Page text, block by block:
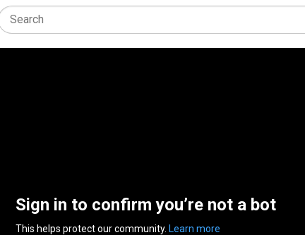
Sign in to confirm you’re not a bot
This helps protect our community. Learn more